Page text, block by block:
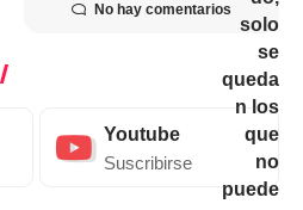
No hay comentarios
Youtube
Suscribirse